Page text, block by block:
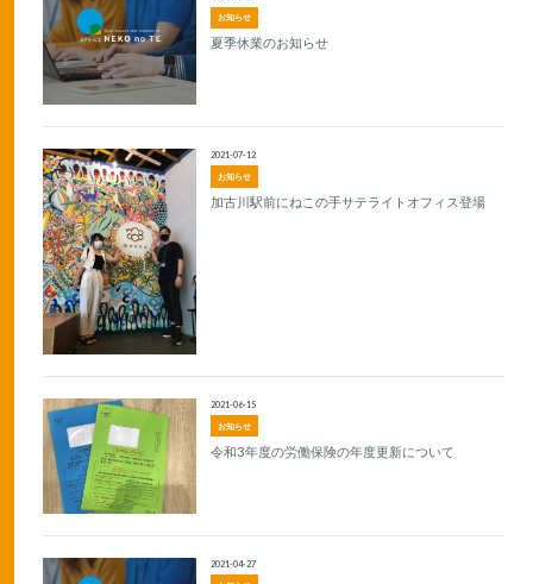
お知らせ
夏季休業のお知らせ
お知らせ
2021-07-12
加古川駅前にねこの手サテライトオフィス登場
お知らせ
2021-06-15
令和3年度の労働保険の年度更新について
2021-04-27